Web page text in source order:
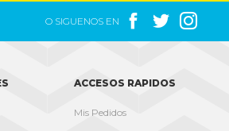
O SIGUENOS EN   
ACCESOS RAPIDOS
Mis Pedidos